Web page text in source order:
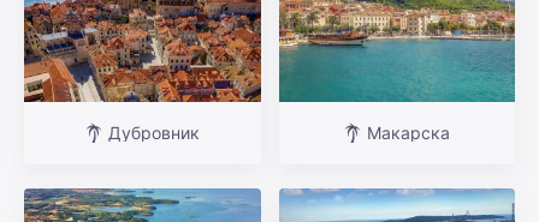
Дубровник Макарска